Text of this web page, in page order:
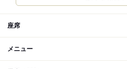
座席
メニュー